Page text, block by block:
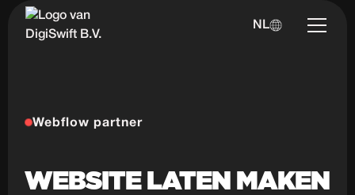
NL
Webflow partner
WEBSITE LATEN MAKEN